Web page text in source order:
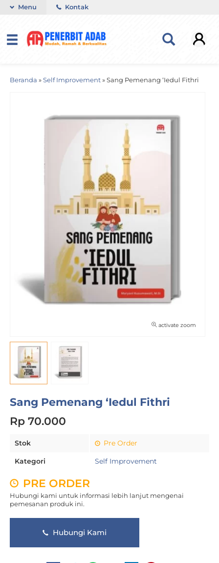
Menu Kontak
Beranda » Self Improvement » Sang Pemenang ‘Iedul Fithri
activate zoom
Sang Pemenang ‘Iedul Fithri
Rp 70.000
Stok Pre Order
Kategori Self Improvement
PRE ORDER
Hubungi kami untuk informasi lebih lanjut mengenai
pemesanan produk ini.
Hubungi Kami